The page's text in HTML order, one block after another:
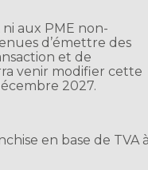
aux PME non-
d’émettre des
et de
venir modifier cette
2027.
en base de TVA